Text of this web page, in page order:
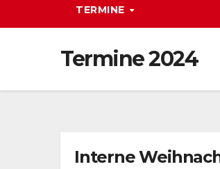
TERMINE
Termine 2024
Interne